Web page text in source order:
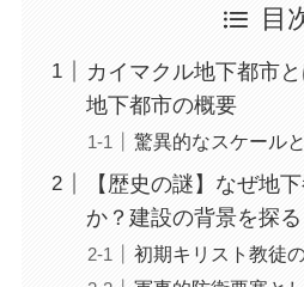
目
カイマクル地下都市
地下都市の概要
驚異的なスケール
【歴史の謎】なぜ地
か？建設の背景を探る
初期キリスト教徒